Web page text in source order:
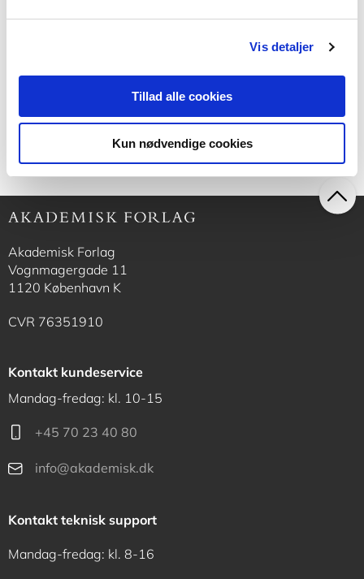
Vis detaljer
Tillad alle cookies
Kun nødvendige cookies
Akademisk Forlag
Vognmagergade 11
1120 København K
CVR 76351910
Kontakt kundeservice
Mandag-fredag: kl. 10-15
+45 70 23 40 80
info@akademisk.dk
Kontakt teknisk support
Mandag-fredag: kl. 8-16